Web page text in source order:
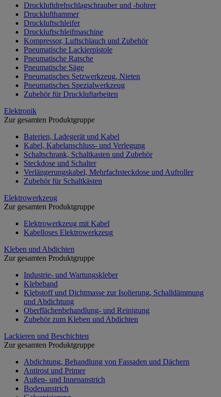
Druckluftdrehschlagschrauber und -bohrer
Drucklufthammer
Druckluftschleifer
Druckluftschleifmaschine
Kompressor, Luftschlauch und Zubehör
Pneumatische Lackierpistole
Pneumatische Ratsche
Pneumatische Säge
Pneumatisches Setzwerkzeug, Nieten
Pneumatisches Spezialwerkzeug
Zubehör für Druckluftarbeiten
Elektronik
Zur gesamten Produktgruppe
Baterien, Ladegerät und Kabel
Kabel, Kabelanschluss- und Verlegung
Schaltschrank, Schaltkasten und Zubehör
Steckdose und Schalter
Verlängerungskabel, Mehrfachsteckdose und Aufroller
Zubehör für Schaltkästen
Elektrowerkzeug
Zur gesamten Produktgruppe
Elektrowerkzeug mit Kabel
Kabelloses Elektrowerkzeug
Kleben und Abdichten
Zur gesamten Produktgruppe
Industrie- und Wartungskleber
Klebeband
Klebstoff und Dichtmasse zur Isolierung, Schalldämmung
und Abdichtung
Oberflächenbehandlung- und Reinigung
Zubehör zum Kleben und Abdichten
Lackieren und Beschichten
Zur gesamten Produktgruppe
Abdichtung, Behandlung von Fassaden und Dächern
Antirost und Primer
Außen- und Innenanstrich
Bodenanstrich